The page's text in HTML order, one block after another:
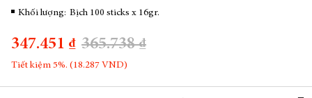
Khối lượng: Bịch 100 sticks x 16gr.
365.738 ₫
347.451 ₫
Tiết kiệm 5%. (18.287 VND)